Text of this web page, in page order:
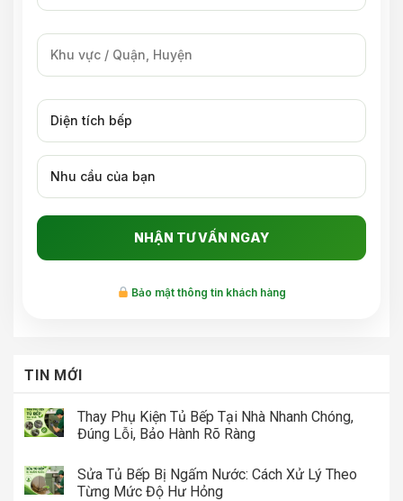
Bảo mật thông tin khách hàng
TIN MỚI
Thay Phụ Kiện Tủ Bếp Tại Nhà Nhanh Chóng,
Đúng Lỗi, Bảo Hành Rõ Ràng
Sửa Tủ Bếp Bị Ngấm Nước: Cách Xử Lý Theo
Từng Mức Độ Hư Hỏng